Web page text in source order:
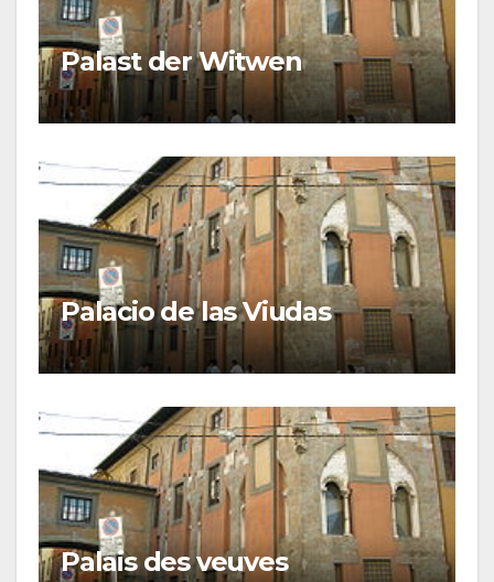
Palast der Witwen
Palacio de las Viudas
Palais des veuves